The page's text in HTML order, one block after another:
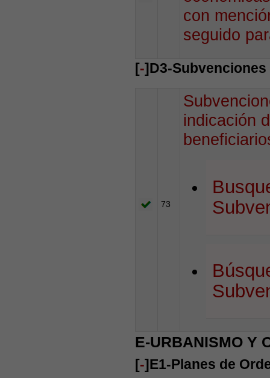
con
seguido
[-]D3-
73
indicación
E-URBANISMO Y
[-]E1-Planes de